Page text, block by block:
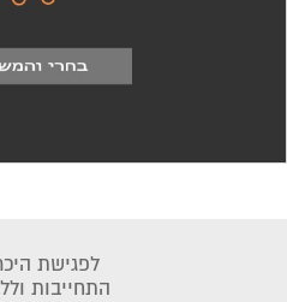
לפגישת
התחייבות